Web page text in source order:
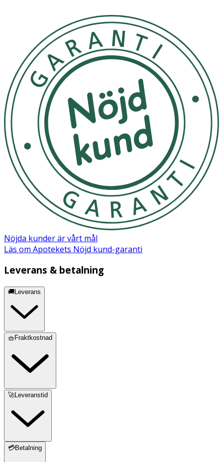
Nöjda kunder är vårt mål
Läs om Apotekets Nöjd kund-garanti
Leverans & betalning
🚚Leverans
🧺Fraktkostnad
🚀Leveranstid
💳Betalning